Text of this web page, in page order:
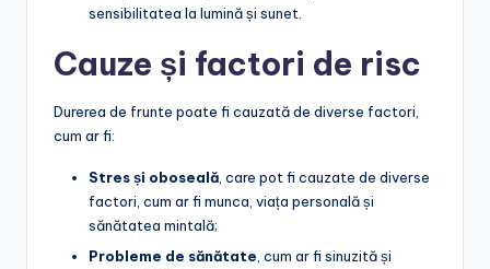
sensibilitatea la lumină și sunet.
Cauze și factori de risc
Durerea de frunte poate fi cauzată de diverse factori,
cum ar fi:
Stres și oboseală, care pot fi cauzate de diverse
factori, cum ar fi munca, viața personală și
sănătatea mintală;
Probleme de sănătate , cum ar fi sinuzită și